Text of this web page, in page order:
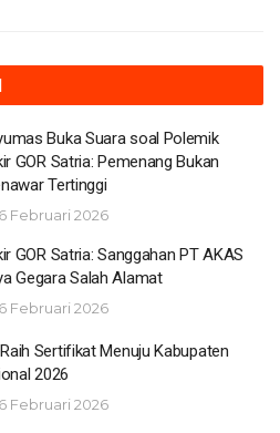
Buka Suara soal Polemik
GOR Satria: Pemenang Bukan
Tertinggi
Februari 2026
GOR Satria: Sanggahan PT AKAS
Gegara Salah Alamat
Februari 2026
Sertifikat Menuju Kabupaten
2026
Februari 2026